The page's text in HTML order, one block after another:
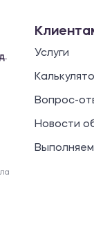
Услуги
Вопрос-
Новости